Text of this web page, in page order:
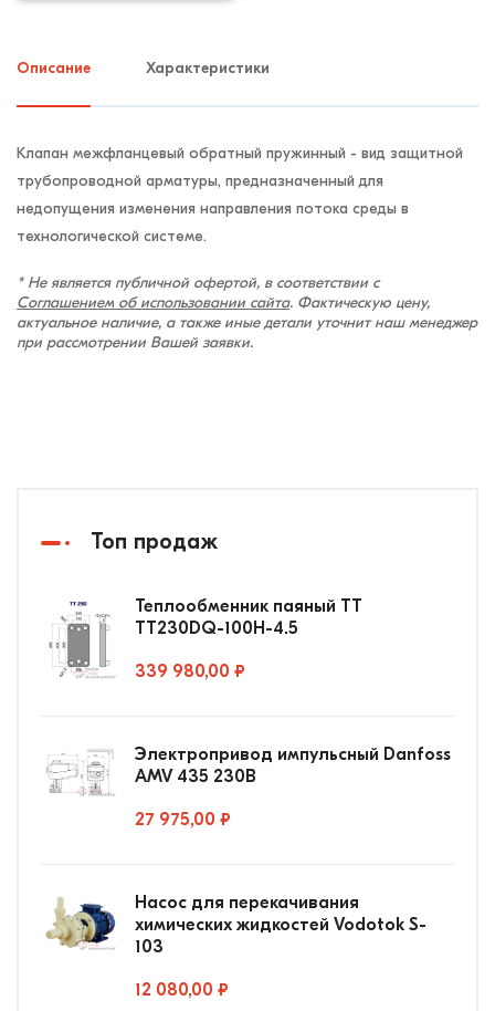
Описание Характеристики
Клапан межфланцевый обратный пружинный - вид защитной
трубопроводной арматуры, предназначенный для
недопущения изменения направления потока среды в
технологической системе.
* Не является публичной офертой, в соответствии с
Соглашением об использовании сайта. Фактическую цену,
актуальное наличие, а также иные детали уточнит наш менеджер
при рассмотрении Вашей заявки.
Топ продаж
Теплообменник паяный ТТ
ТТ230DQ-100Н-4.5
339 980,00 ₽
Электропривод импульсный Danfoss
AMV 435 230В
27 975,00 ₽
Насос для перекачивания
химических жидкостей Vodotok S-
103
12 080,00 ₽